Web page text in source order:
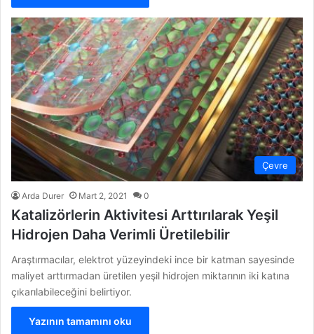
Çevre
Arda Durer Mart 2, 2021 0
Katalizörlerin Aktivitesi Arttırılarak Yeşil
Hidrojen Daha Verimli Üretilebilir
Araştırmacılar, elektrot yüzeyindeki ince bir katman sayesinde
maliyet arttırmadan üretilen yeşil hidrojen miktarının iki katına
çıkarılabileceğini belirtiyor.
Yazının tamamını oku